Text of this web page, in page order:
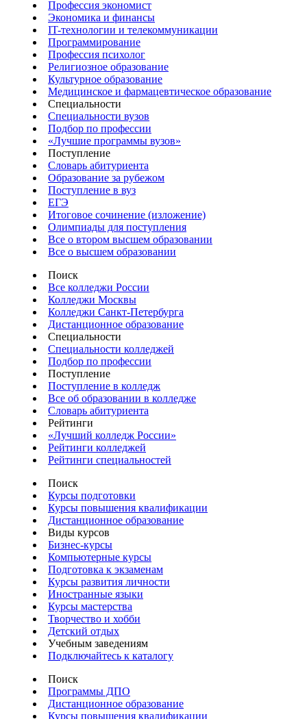
Профессия экономист
Экономика и финансы
IT-технологии и телекоммуникации
Программирование
Профессия психолог
Религиозное образование
Культурное образование
Медицинское и фармацевтическое образование
Специальности
Специальности вузов
Подбор по профессии
«Лучшие программы вузов»
Поступление
Словарь абитуриента
Образование за рубежом
Поступление в вуз
ЕГЭ
Итоговое сочинение (изложение)
Олимпиады для поступления
Все о втором высшем образовании
Все о высшем образовании
Поиск
Все колледжи России
Колледжи Москвы
Колледжи Санкт-Петербурга
Дистанционное образование
Специальности
Специальности колледжей
Подбор по профессии
Поступление
Поступление в колледж
Все об образовании в колледже
Словарь абитуриента
Рейтинги
«Лучший колледж России»
Рейтинги колледжей
Рейтинги специальностей
Поиск
Курсы подготовки
Курсы повышения квалификации
Дистанционное образование
Виды курсов
Бизнес-курсы
Компьютерные курсы
Подготовка к экзаменам
Курсы развития личности
Иностранные языки
Курсы мастерства
Творчество и хобби
Детский отдых
Учебным заведениям
Подключайтесь к каталогу
Поиск
Программы ДПО
Дистанционное образование
Курсы повышения квалификации